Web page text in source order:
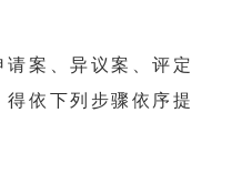
案、异议案、评定
依下列步骤依序提